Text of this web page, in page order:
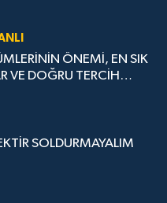
ÖNEMİ, EN SIK
VE DOĞRU TERCİH
SOLDURMAYALIM